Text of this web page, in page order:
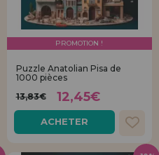
PROMOTION !
Puzzle Anatolian Pisa de
1000 pièces
13,83€
12,45€
ACHETER